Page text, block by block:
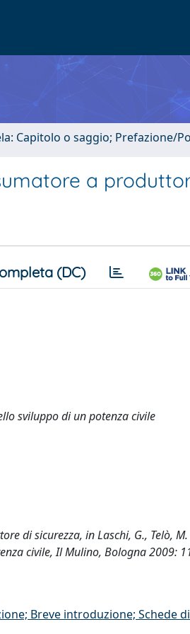
Capitolo o saggio; Prefazione/
a
(DC)
sviluppo di un potenza civile
di sicurezza, in Laschi, G., Telò,
civile, Il Mulino, Bologna 2009:
Breve introduzione; Schede